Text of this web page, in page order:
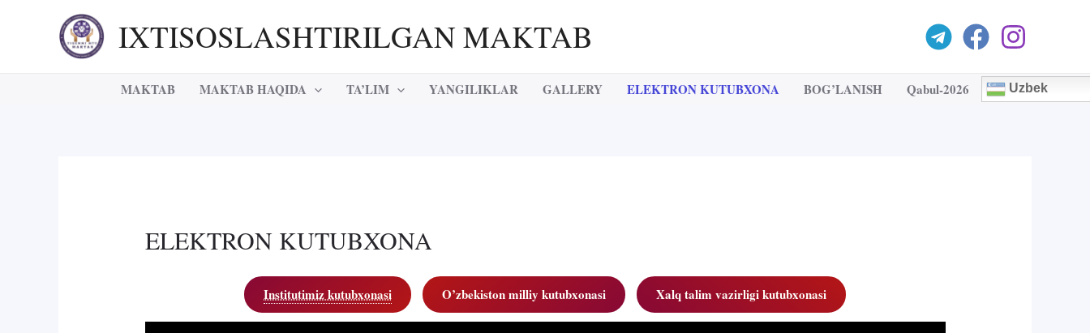
IXTISOSLASHTIRILGAN MAKTAB
MAKTAB MAKTAB HAQIDA TA’LIM YANGILIKLAR GALLERY ELEKTRON KUTUBXONA BOG’LANISH Qabul-2026 Uzbek
ELEKTRON KUTUBXONA
Institutimiz kutubxonasi O’zbekiston milliy kutubxonasi Xalq talim vazirligi kutubxonasi